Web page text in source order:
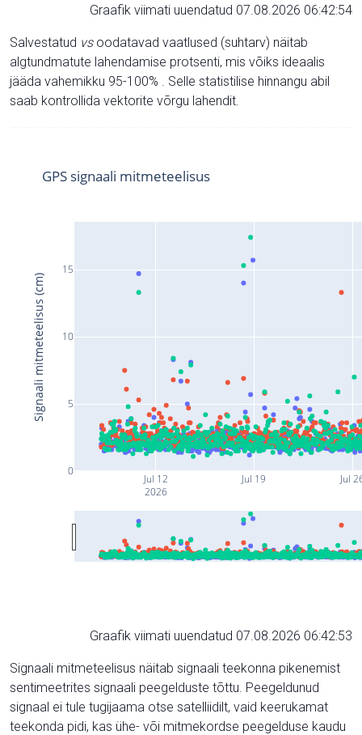
Graafik viimati uuendatud 07.08.2026 06:42:54
Salvestatud vsoodatavad vaatlused (suhtarv) näitab
algtundmatute lahendamise protsenti, mis võiks ideaalis
jääda vahemikku 95-100% . Selle statistilise hinnangu abil
saab kontrollida vektorite võrgu lahendit.
Jul 12
2026
Jul 19 Jul
0
5
10
15
GPS signaali mitmeteelisus
Signaali mitmeteelisus (cm)
Graafik viimati uuendatud 07.08.2026 06:42:53
Signaali mitmeteelisus näitab signaali teekonna pikenemist
sentimeetrites signaali peegelduste tõttu. Peegeldunud
signaal ei tule tugijaama otse satelliidilt, vaid keerukamat
teekonda pidi, kas ühe- või mitmekordse peegelduse kaudu